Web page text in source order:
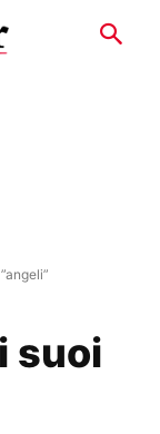
suoi